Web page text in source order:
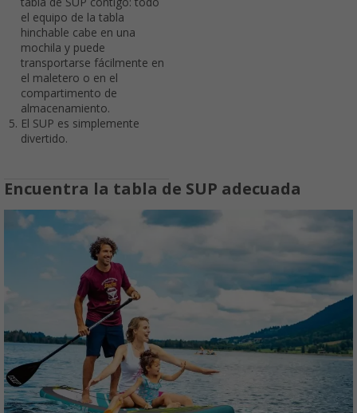
el equipo de la tabla
hinchable cabe en una
mochila y puede
transportarse fácilmente en
el maletero o en el
compartimento de
almacenamiento.
El SUP es simplemente
divertido.
Encuentra la tabla de SUP adecuada